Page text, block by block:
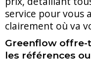
service pour vous
clairement où va
Greenflow
les références